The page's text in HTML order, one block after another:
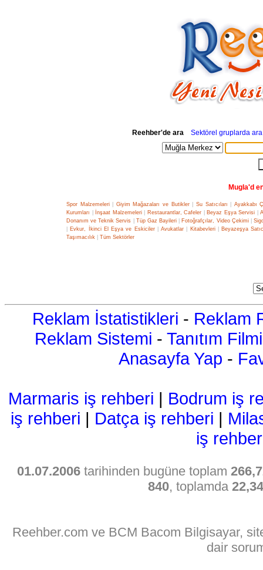
Reehber'de ara Sektörel gruplarda ara
Mugla'd
Spor Malzemeleri Giyim Mağazaları ve Butikler Su Satıcıları
Ayakkabı
Kurumları
İnşaat Malzemeleri Restaurantlar, Cafeler Beyaz Eşya Servisi
Donanım ve Teknik Servis
Tüp Gaz Bayileri Fotoğrafçılar, Video Çekimi
Evkur, İkinci El Eşya ve Eskiciler Avukatlar Kitabevleri
Beyazeşya
Taşımacılık
Tüm Sektörler
Reklam İstatistikleri - Reklam
Reklam Sistemi - Tanıtım Filmi
Anasayfa Yap -
Marmaris iş rehberi | Bodrum iş
iş rehberi | Datça iş rehberi |
iş
01.07.2006 tarihinden bugüne toplam
840, toplamda
Reehber.com ve BCM Bacom Bilgisayar,
dair